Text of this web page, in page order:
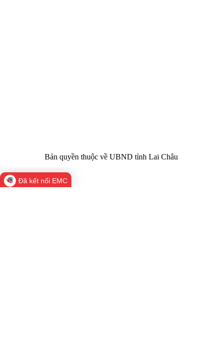
Bản quyền thuộc về UBND tỉnh Lai Châu
Đã kết nối EMC